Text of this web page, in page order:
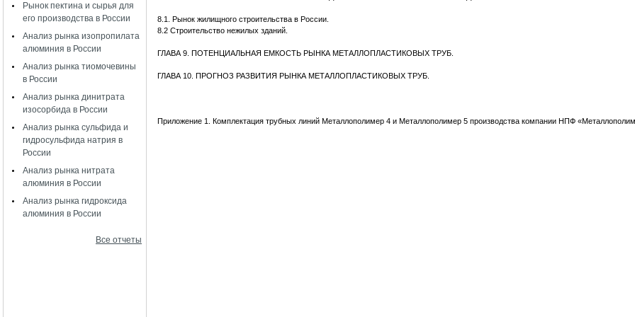
Рынок пектина и сырья для
его производства в России
Анализ рынка изопропилата
алюминия в России
Анализ рынка тиомочевины
в России
Анализ рынка динитрата
изосорбида в России
Анализ рынка сульфида и
гидросульфида натрия в
России
Анализ рынка нитрата
алюминия в России
Анализ рынка гидроксида
алюминия в России
Все отчеты
8.1. Рынок жилищного строительства в России.
8.2 Строительство нежилых зданий.
ГЛАВА 9. ПОТЕНЦИАЛЬНАЯ ЕМКОСТЬ РЫНКА МЕТАЛЛОПЛАСТИКОВЫХ ТРУБ.
ГЛАВА 10. ПРОГНОЗ РАЗВИТИЯ РЫНКА МЕТАЛЛОПЛАСТИКОВЫХ ТРУБ.
Приложение 1. Комплектация трубных линий Металлополимер 4 и Металлополимер 5 производства компании НПФ